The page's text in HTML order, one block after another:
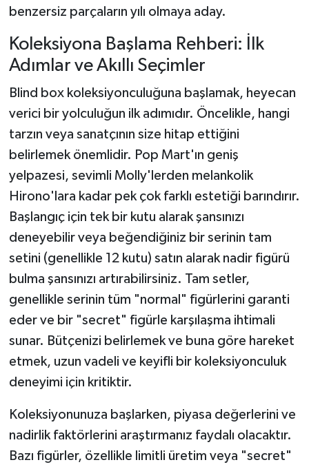
benzersiz parçaların yılı olmaya aday.
Koleksiyona Başlama Rehberi: İlk
Adımlar ve Akıllı Seçimler
Blind box koleksiyonculuğuna başlamak, heyecan
verici bir yolculuğun ilk adımıdır. Öncelikle, hangi
tarzın veya sanatçının size hitap ettiğini
belirlemek önemlidir. Pop Mart'ın geniş
yelpazesi, sevimli Molly'lerden melankolik
Hirono'lara kadar pek çok farklı estetiği barındırır.
Başlangıç için tek bir kutu alarak şansınızı
deneyebilir veya beğendiğiniz bir serinin tam
setini (genellikle 12 kutu) satın alarak nadir figürü
bulma şansınızı artırabilirsiniz. Tam setler,
genellikle serinin tüm "normal" figürlerini garanti
eder ve bir "secret" figürle karşılaşma ihtimali
sunar. Bütçenizi belirlemek ve buna göre hareket
etmek, uzun vadeli ve keyifli bir koleksiyonculuk
deneyimi için kritiktir.
Koleksiyonunuza başlarken, piyasa değerlerini ve
nadirlik faktörlerini araştırmanız faydalı olacaktır.
Bazı figürler, özellikle limitli üretim veya "secret"